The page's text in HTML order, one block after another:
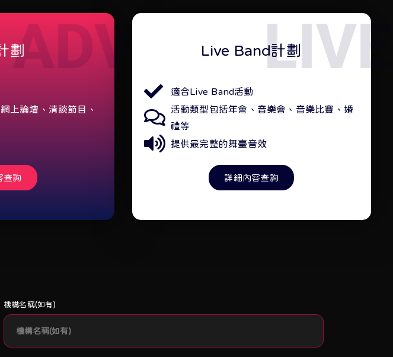
劃
ADV
上論壇、清談節目、
查詢
Live Band計劃LIVE
適合Live Band活動
活動類型包括年會、音樂會、音樂比賽、婚
禮等
提供最完整的舞臺音效
詳細內容查詢
機構名稱(如有)